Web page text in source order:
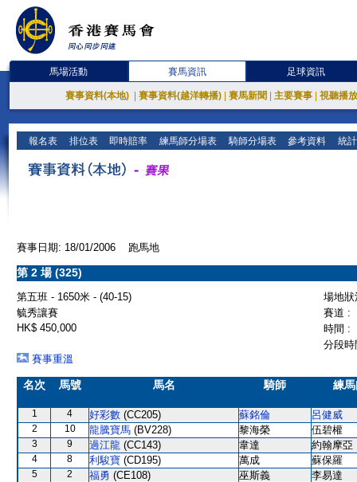
馬場活動 賽馬資訊 足球資訊
賽事資料(本地) 賽事資料(越洋轉播) 賽馬新聞 主要賽事 視聽播
報名表 排位表 即時賠率 練馬師分場表 騎師分場表 參考資料 統
賽事日期: 18/01/2006 跑馬地
第 2 場 (325)
第五班 - 1650米 - (40-15)
場地
毓秀讓賽
賽道 :
HK$ 450,000
時間 :
分段
賽事重溫
名次 馬號 馬名 騎師 練
1 4 好彩數 (CC205) 蘇銘倫 呂健威
2 10 龍騰寶馬 (BV228) 黎海榮 伍碧權
3 9 過江龍 (CC143) 韋達 約翰摩亞
4 8 利駿寶 (CD195) 萬成 蘇保羅
5 2 福勇 (CE108) 巫斯義 李易達